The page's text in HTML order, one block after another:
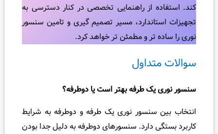
از راهنمایی تخصصی در کنار دسترسی به
مسیر تصمیم‌ گیری و تامین سنسور
تر و مطمئن‌ تر خواهد کرد.
طرفه بهتر است یا دوطرفه؟
نوری یک‌ طرفه و دوطرفه به شرایط
دارد. سنسورهای دوطرفه به دلیل جدا بودن